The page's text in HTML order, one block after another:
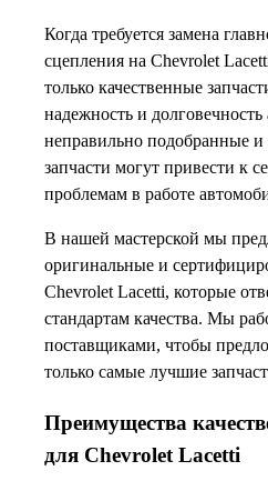
Когда требуется замена
сцепления на Chevrolet
только качественные
надежность и
неправильно подобранные и
запчасти могут привести к
проблемам в работе
В нашей мастерской мы
оригинальные и
Chevrolet Lacetti, которые
стандартам качества. Мы
поставщиками, чтобы
только самые лучшие
Преимущества
для Chevrolet Lacetti